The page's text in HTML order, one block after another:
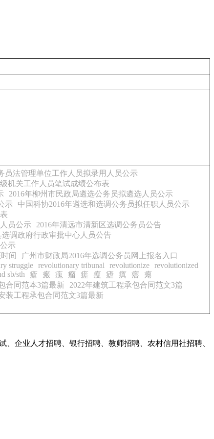
员法管理单位工作人员拟录用人员公示
机关工作人员笔试成绩公布表
2016年柳州市民政局遴选公务员拟遴选人员公示
示
中国科协2016年遴选和选调公务员拟任职人员公示
员公示
2016年清远市清新区选调公务员公告
选调政府行政审批中心人员公告
示
间
广州市财政局2016年选调公务员网上报名入口
struggle revolutionary tribunal revolutionize revolutionized
sb/sth 瘡 瘢 瘣 瘤 瘥 瘦 瘧 瘨 瘩
瘪
合同范本3篇最新
2022年建筑工程承包合同范文3篇
装工程承包合同范文3篇最新
企业人才招聘、银行招聘、教师招聘、农村信用社招聘、